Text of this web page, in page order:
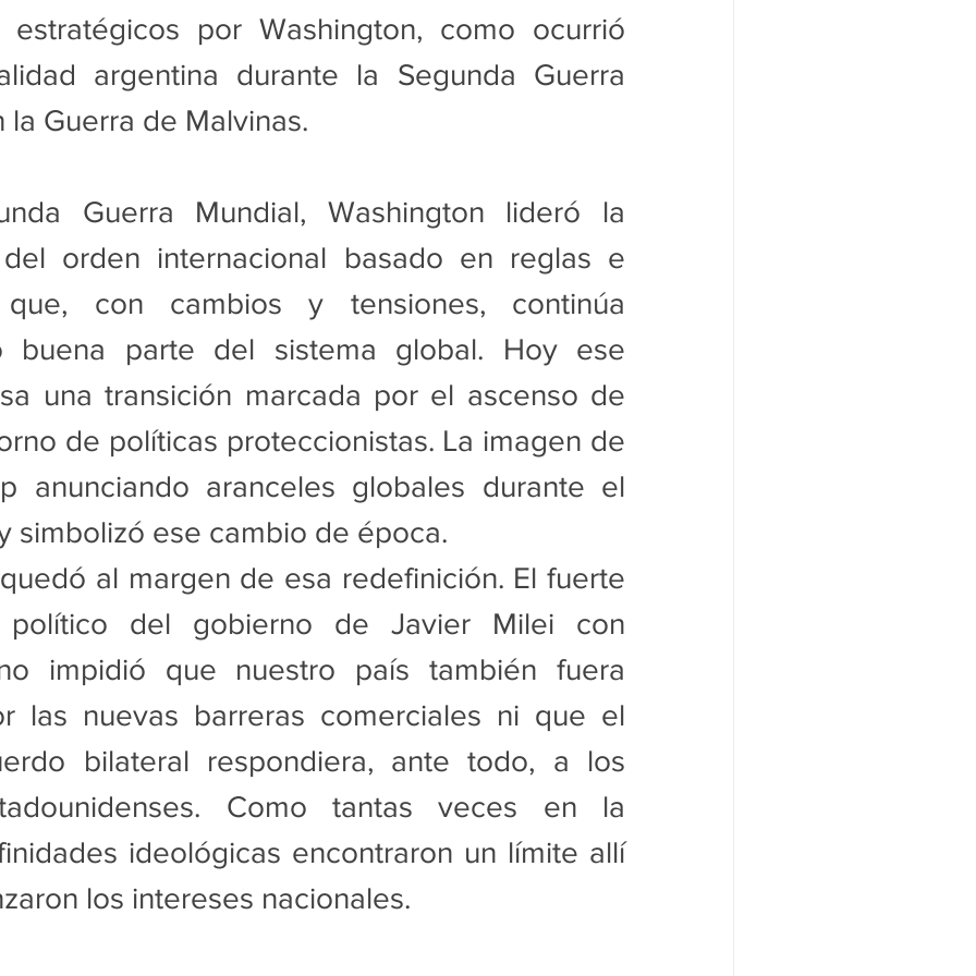
estratégicos por Washington, como ocurrió
argentina durante la Segunda Guerra
la Guerra de Malvinas.
Guerra Mundial, Washington lideró la
del orden internacional basado en reglas e
que, con cambios y tensiones, continúa
buena parte del sistema global. Hoy ese
una transición marcada por el ascenso de
de políticas proteccionistas. La imagen de
anunciando aranceles globales durante el
simbolizó ese cambio de época.
al margen de esa redefinición. El fuerte
político del gobierno de Javier Milei con
impidió que nuestro país también fuera
las nuevas barreras comerciales ni que el
bilateral respondiera, ante todo, a los
Como tantas veces en la
ideológicas encontraron un límite allí
los intereses nacionales.